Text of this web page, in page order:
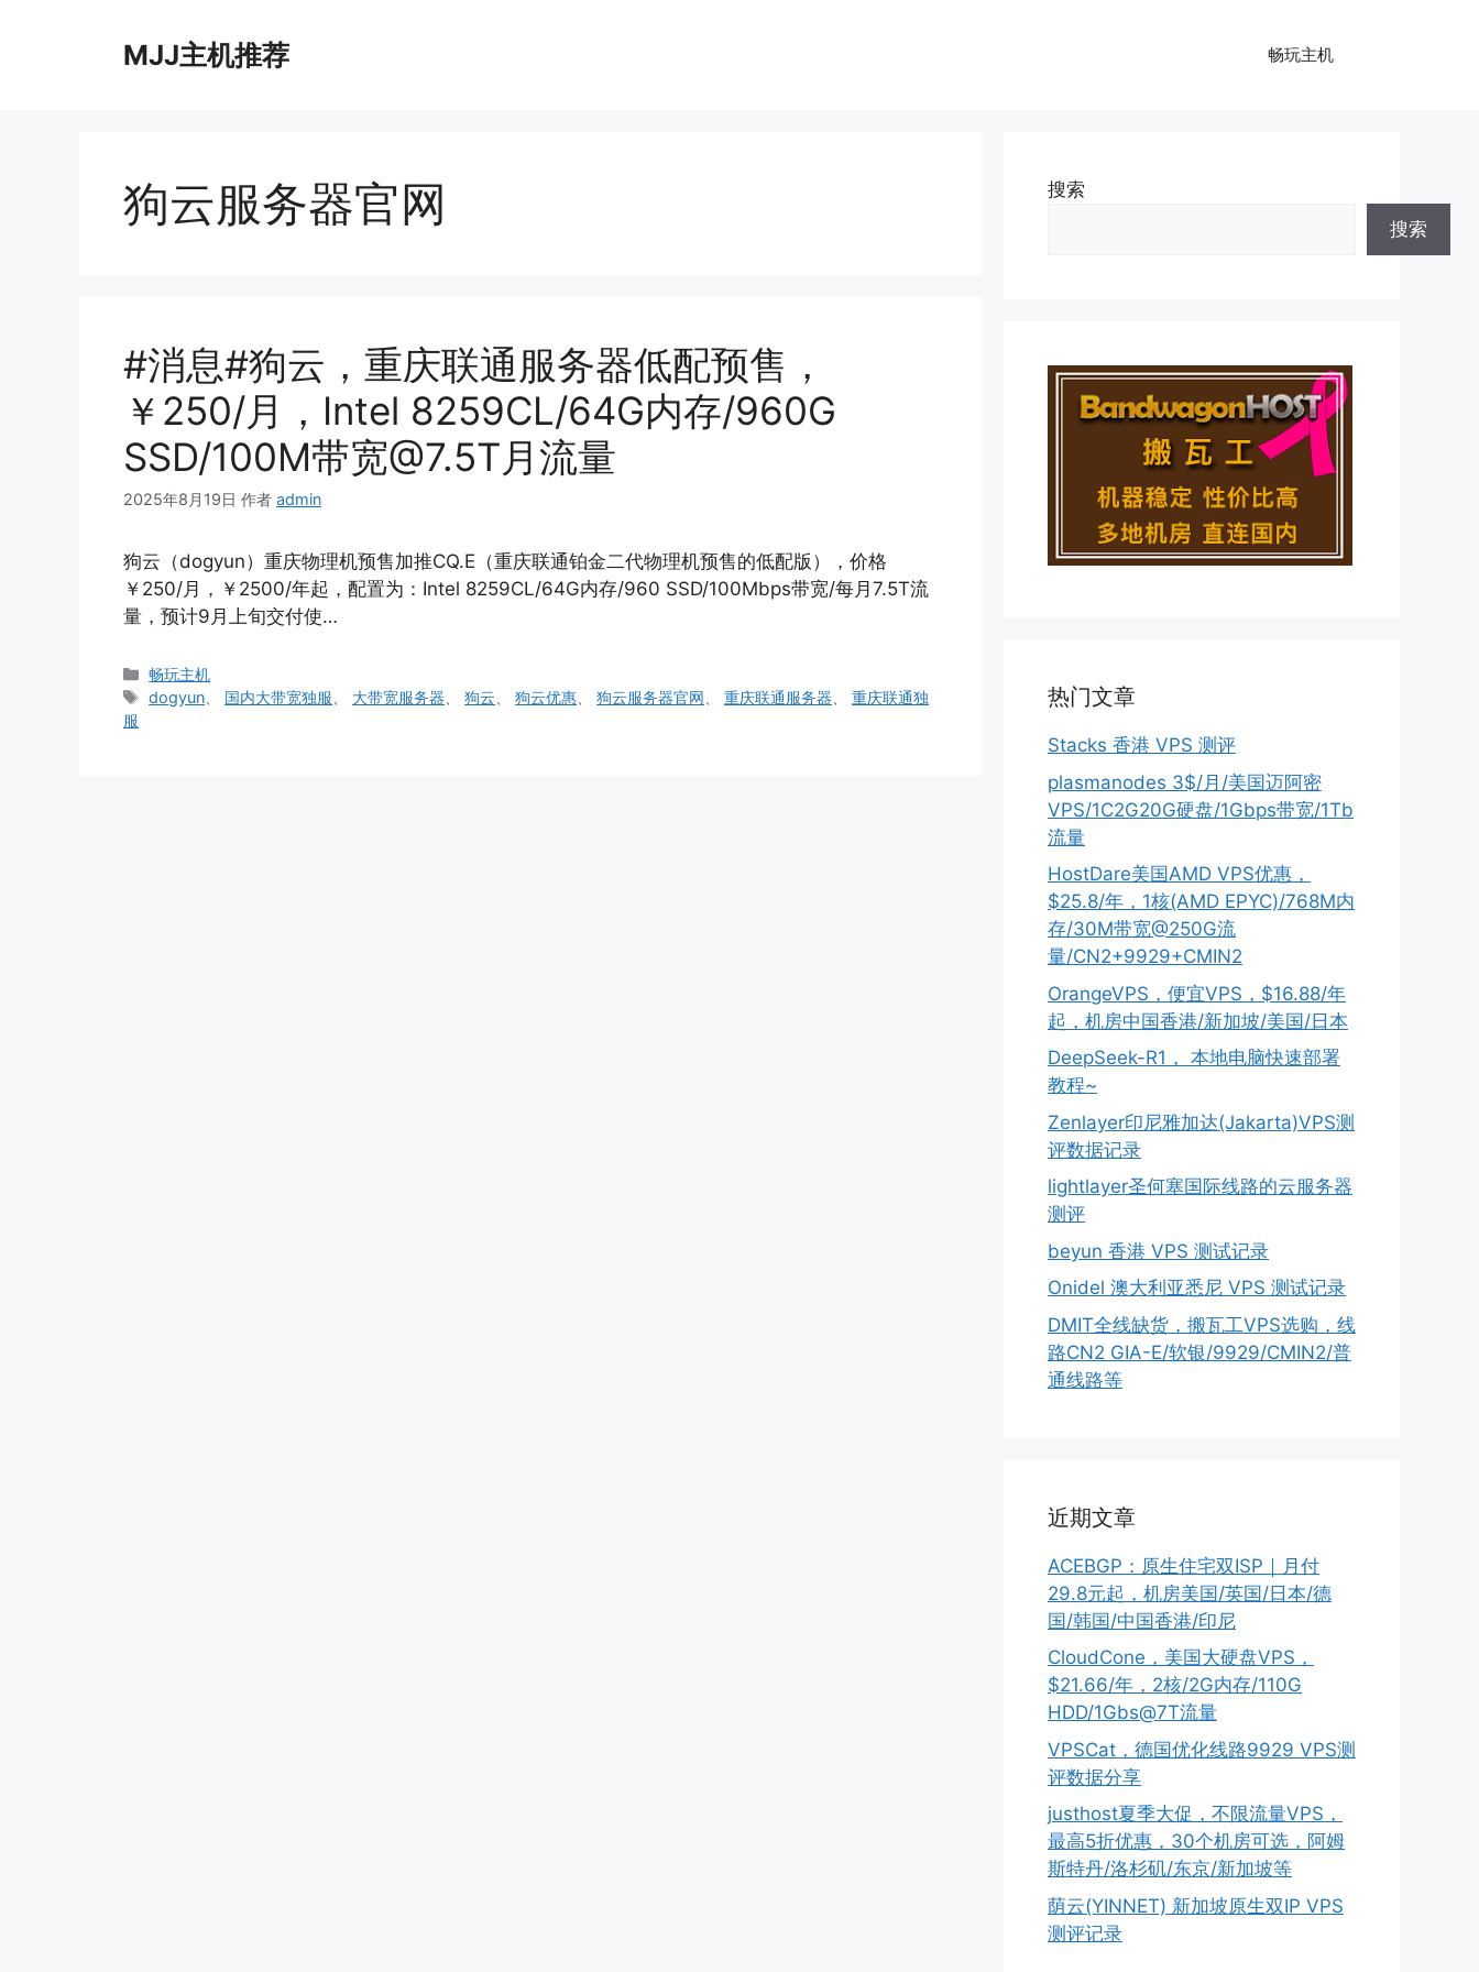
MJJ主机推荐 畅玩主机
狗云服务器官网
#消息#狗云，重庆联通服务器低配预售，
￥250/月，Intel 8259CL/64G内存/960G
SSD/100M带宽@7.5T月流量
2025年8月19日 作者 admin
狗云（dogyun）重庆物理机预售加推CQ.E（重庆联通铂金二代物理机预售的低配版），价格
￥250/月，￥2500/年起，配置为：Intel 8259CL/64G内存/960 SSD/100Mbps带宽/每月7.5T流
量，预计9月上旬交付使…
分
类
畅玩主机
标
dogyun 国内大带宽独服 大带宽服务器 、狗云 、狗云优惠 、狗云服务器官网 、重庆联通服务器 、重庆联通独
服
搜索
搜索
热门文章
Stacks 香港 VPS 测评
plasmanodes 3$/月/美国迈阿密
VPS/1C2G20G硬盘/1Gbps带宽/1Tb
流量
HostDare美国AMD VPS优惠，
$25.8/年，1核(AMD EPYC)/768M内
存/30M带宽@250G流
量/CN2+9929+CMIN2
OrangeVPS，便宜VPS，$16.88/年
起，机房中国香港/新加坡/美国/日本
DeepSeek-R1， 本地电脑快速部署
教程~
Zenlayer印尼雅加达(Jakarta)VPS测
评数据记录
lightlayer圣何塞国际线路的云服务器
测评
beyun 香港 VPS 测试记录
Onidel 澳大利亚悉尼 VPS 测试记录
DMIT全线缺货，搬瓦工VPS选购，线
路CN2 GIA-E/软银/9929/CMIN2/普
通线路等
近期文章
ACEBGP：原生住宅双ISP｜月付
29.8元起，机房美国/英国/日本/德
国/韩国/中国香港/印尼
CloudCone，美国大硬盘VPS，
$21.66/年，2核/2G内存/110G
HDD/1Gbs@7T流量
VPSCat，德国优化线路9929 VPS测
评数据分享
justhost夏季大促，不限流量VPS，
最高5折优惠，30个机房可选，阿姆
斯特丹/洛杉矶/东京/新加坡等
荫云(YINNET) 新加坡原生双IP VPS
测评记录